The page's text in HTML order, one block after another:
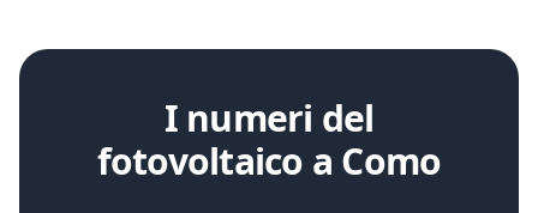
I numeri del
fotovoltaico a Como